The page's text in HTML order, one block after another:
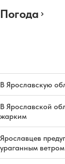
Погода
В Ярославскую
В Ярославской
жарким
Ярославцев
ураганным ветром